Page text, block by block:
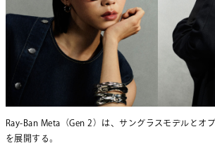
Ray-Ban Meta（Gen 2）は、サングラスモデルとオ
を展開する。